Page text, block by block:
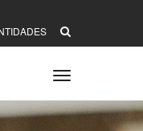
Toggle
navigation